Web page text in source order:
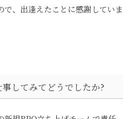
で、出逢えたことに感謝していま
事してみてどうでしたか?